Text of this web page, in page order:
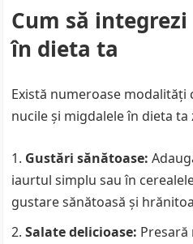
Cum să
în dieta ta
Există numeroase modalități
nucile și migdalele în dieta ta
Gustări sănătoase:
iaurtul simplu sau în
gustare sănătoasă și
Salate delicioase: